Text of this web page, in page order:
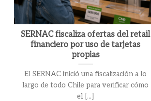
SERNAC fiscaliza ofertas del retail
financiero por uso de tarjetas
propias
El SERNAC inició una fiscalización a lo
largo de todo Chile para verificar cómo
el [...]